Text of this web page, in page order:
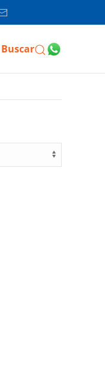
Buscar